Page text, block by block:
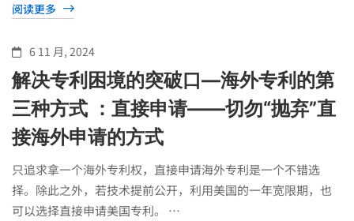
阅读更多
6 11 月, 2024
解决专利困境的突破口—海外专利的第
三种方式 ：直接申请——切勿“抛弃”直
接海外申请的方式
只追求拿一个海外专利权，直接申请海外专利是一个不错选
择。除此之外，若技术提前公开，利用美国的一年宽限期，也
可以选择直接申请美国专利。 …